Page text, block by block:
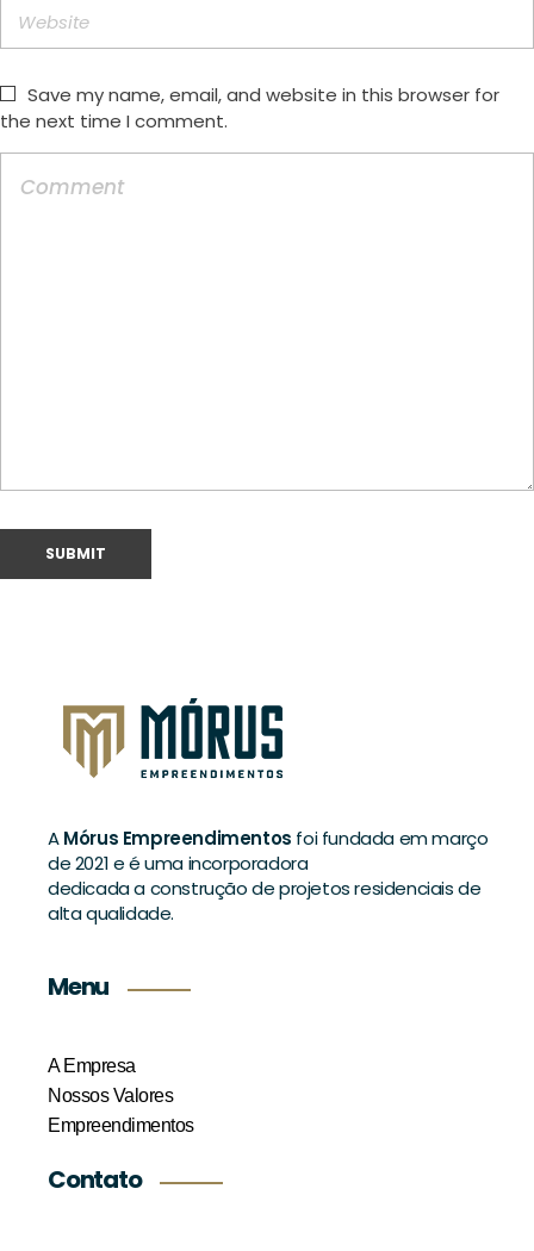
Save my name, email, and website in this browser for
the next time I comment.
AMórus Empreendimentos foi fundada em março
de 2021 e é uma incorporadora
dedicada a construção de projetos residenciais de
alta qualidade.
Menu
A Empresa
Nossos Valores
Empreendimentos
Contato